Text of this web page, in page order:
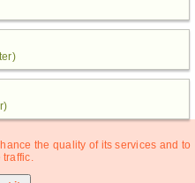
the quality of its services and to
traffic.